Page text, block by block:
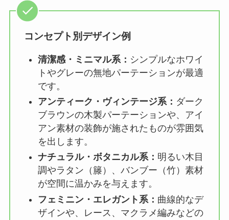
コンセプト別デザイン例
清潔感・ミニマル系： シンプルなホワイ
トやグレーの無地パーテーションが最適
です。
アンティーク・ヴィンテージ系： ダーク
ブラウンの木製パーテーションや、アイ
アン素材の装飾が施されたものが雰囲気
を出します。
ナチュラル・ボタニカル系： 明るい木目
調やラタン（籐）、バンブー（竹）素材
が空間に温かみを与えます。
フェミニン・エレガント系： 曲線的なデ
ザインや、レース、マクラメ編みなどの